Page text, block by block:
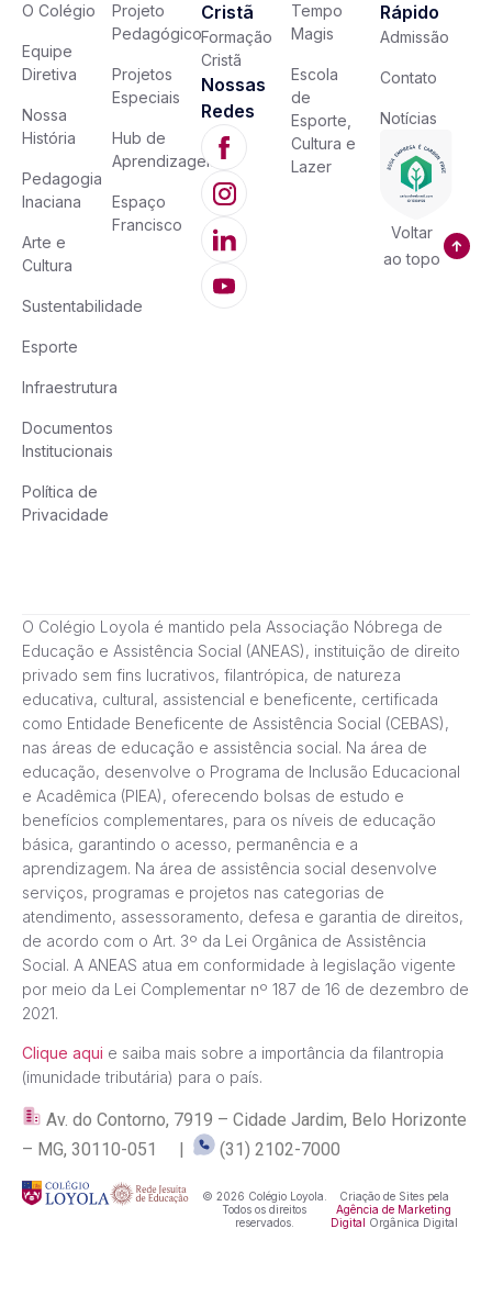
O Colégio
Equipe
Diretiva
Nossa
História
Pedagogia
Inaciana
Arte e
Cultura
Sustentabilidade
Esporte
Infraestrutura
Documentos
Institucionais
Política de
Privacidade
Projeto
Pedagógico
Projetos
Especiais
Hub de
Aprendizagem
Espaço
Francisco
Cristã
Formação
Cristã
Nossas
Redes
Tempo
Magis
Escola
de
Esporte,
Cultura e
Lazer
Rápido
Admissão
Contato
Notícias
Voltar
ao topo
O Colégio Loyola é mantido pela Associação Nóbrega de
Educação e Assistência Social (ANEAS), instituição de direito
privado sem fins lucrativos, filantrópica, de natureza
educativa, cultural, assistencial e beneficente, certificada
como Entidade Beneficente de Assistência Social (CEBAS),
nas áreas de educação e assistência social. Na área de
educação, desenvolve o Programa de Inclusão Educacional
e Acadêmica (PIEA), oferecendo bolsas de estudo e
benefícios complementares, para os níveis de educação
básica, garantindo o acesso, permanência e a
aprendizagem. Na área de assistência social desenvolve
serviços, programas e projetos nas categorias de
atendimento, assessoramento, defesa e garantia de direitos,
de acordo com o Art. 3º da Lei Orgânica de Assistência
Social. A ANEAS atua em conformidade à legislação vigente
por meio da Lei Complementar nº 187 de 16 de dezembro de
2021.
Clique aqui e saiba mais sobre a importância da filantropia
(imunidade tributária) para o país.
Av. do Contorno, 7919 – Cidade Jardim, Belo Horizonte
– MG, 30110-051 |
(31) 2102-7000
© 2026 Colégio Loyola.
Todos os direitos
reservados.
Criação de Sites pela
Agência de Marketing
Digital Orgânica Digital